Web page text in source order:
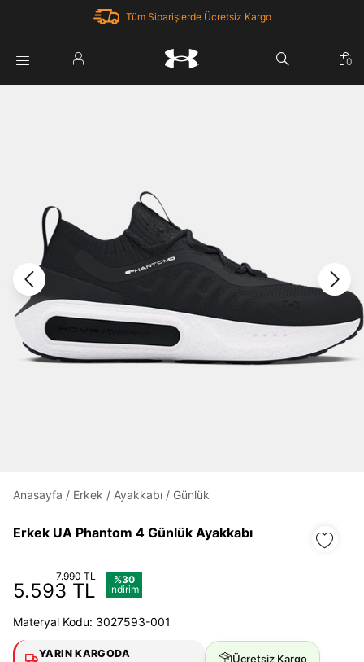
Tüm Siparişlerde Ücretsiz Kargo
Şifremi Unuttum
Under Armour'da yeni misiniz? Kayıt Ol
Üye Olmadan Devam Et
0
Anasayfa / Erkek / Ayakkabı / Günlük
Erkek UA Phantom 4 Günlük Ayakkabı
7.990 TL
5.593 TL
%30
indirim
Materyal Kodu: 3027593-001
YARIN KARGODA Ücretsiz Kargo
Parola Yenileme
Parolayı Yenile
Giriş Sayfasına Dön
Zaten hesabın var mı? Giriş yap
göster